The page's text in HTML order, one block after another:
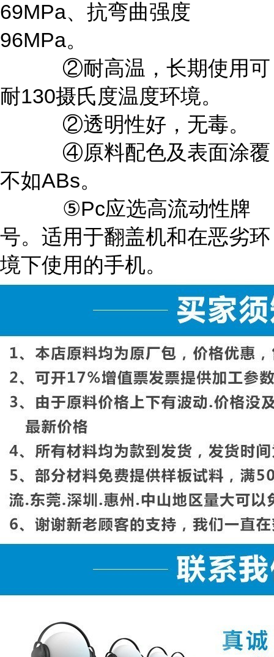
69MPa、抗弯曲强度
96MPa。
②耐高温，长期使用可
耐130摄氏度温度环境。
②透明性好，无毒。
④原料配色及表面涂覆
不如ABs。
⑤Pc应选高流动性牌
号。适用于翻盖机和在恶劣环
境下使用的手机。